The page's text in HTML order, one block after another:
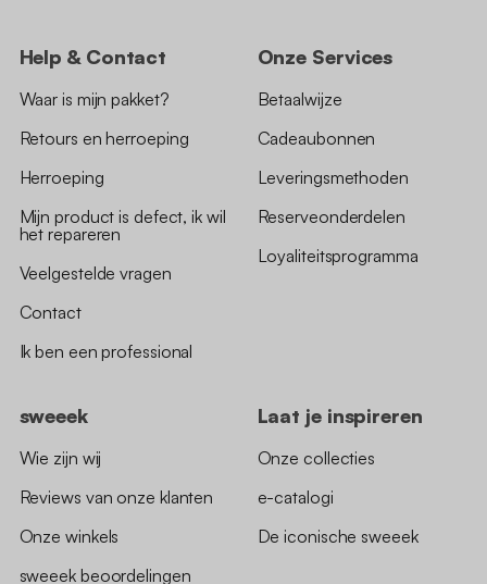
Help & Contact
Waar is mijn pakket?
Retours en herroeping
Herroeping
Mijn product is defect, ik wil
het repareren
Veelgestelde vragen
Contact
Ik ben een professional
Onze Services
Betaalwijze
Cadeaubonnen
Leveringsmethoden
Reserveonderdelen
Loyaliteitsprogramma
sweeek
Wie zijn wij
Reviews van onze klanten
Onze winkels
sweeek beoordelingen
Laat je inspireren
Onze collecties
e-catalogi
De iconische sweeek